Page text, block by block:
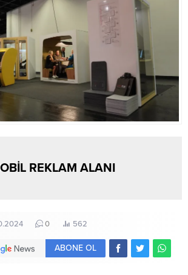
REKLAM ALANI
0 562
ABONE OL